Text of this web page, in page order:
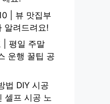
| 뷰 맛집부
알려드려요!
| 평일 주말
운행 꿀팁 공
법 DIY 시공
셀프 시공 노